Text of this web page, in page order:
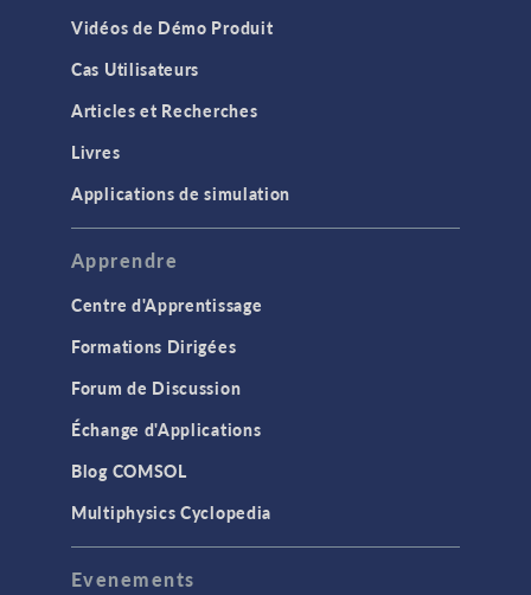
Vidéos de Démo Produit
Cas Utilisateurs
Articles et Recherches
Livres
Applications de simulation
Apprendre
Centre d'Apprentissage
Formations Dirigées
Forum de Discussion
Échange d'Applications
Blog COMSOL
Multiphysics Cyclopedia
Evenements